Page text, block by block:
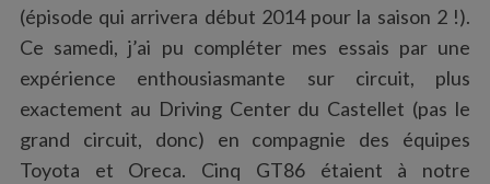
(épisode qui arrivera début 2014 pour la saison 2 !).
Ce samedi, j’ai pu compléter mes essais par une
expérience enthousiasmante sur circuit, plus
exactement au Driving Center du Castellet (pas le
grand circuit, donc) en compagnie des équipes
Toyota et Oreca. Cinq GT86 étaient à notre